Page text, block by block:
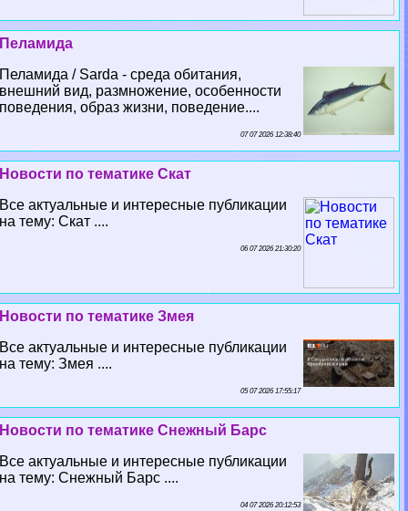
Пеламида
Пеламида / Sarda - среда обитания,
внешний вид, размножение, особенности
поведения, образ жизни, поведение....
07 07 2026 12:38:40
Новости по тематике Скат
Все актуальные и интересные публикации
на тему: Скат ....
06 07 2026 21:30:20
Новости по тематике Змея
Все актуальные и интересные публикации
на тему: Змея ....
05 07 2026 17:55:17
Новости по тематике Снежный Барс
Все актуальные и интересные публикации
на тему: Снежный Барс ....
04 07 2026 20:12:53